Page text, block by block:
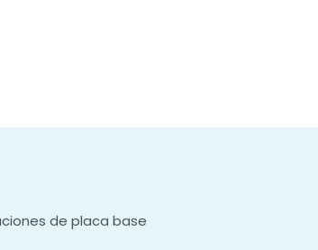
de placa base